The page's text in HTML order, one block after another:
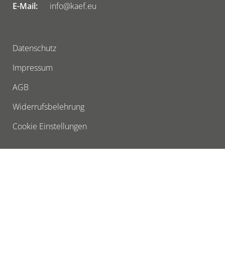
E-Mail:
info@kaef.eu
Datenschutz
Impressum
AGB
Widerrufsbelehrung
Cookie Einstellungen